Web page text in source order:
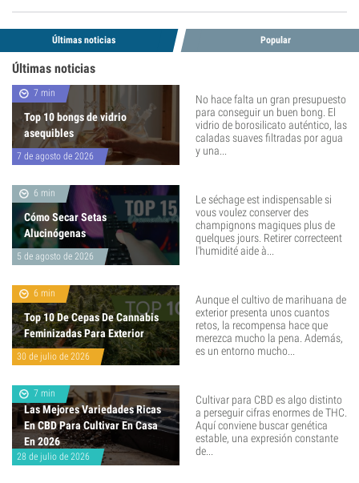
Últimas noticias Popular
Últimas noticias
7 min
Top 10 bongs de vidrio
asequibles
7 de agosto de 2026
No hace falta un gran presupuesto
para conseguir un buen bong. El
vidrio de borosilicato auténtico, las
caladas suaves filtradas por agua
y una...
6 min
Cómo Secar Setas
Alucinógenas
5 de agosto de 2026
Le séchage est indispensable si
vous voulez conserver des
champignons magiques plus de
quelques jours. Retirer correcteent
l'humidité aide à...
6 min
Top 10 De Cepas De Cannabis
Feminizadas Para Exterior
30 de julio de 2026
Aunque el cultivo de marihuana de
exterior presenta unos cuantos
retos, la recompensa hace que
merezca mucho la pena. Además,
es un entorno mucho...
7 min
Las Mejores Variedades Ricas
En CBD Para Cultivar En Casa
En 2026
28 de julio de 2026
Cultivar para CBD es algo distinto
a perseguir cifras enormes de THC.
Aquí conviene buscar genética
estable, una expresión constante
de...